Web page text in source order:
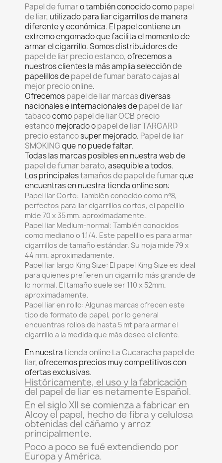
Papel de fumaro también conocido comopapel
de liar, utilizado para liar cigarrillos de manera
diferente y económica. El papel contiene un
extremo engomado que facilita el momento de
armar el cigarrillo. Somos distribuidores de
papel de liar precio estanco,ofrecemos a
nuestros clientes la más amplia selección de
papelillos depapel de fumar barato cajasal
mejor precio online.
Ofrecemospapel de liar marcasdiversas
nacionales e internacionales depapel de liar
tabacocomopapel de liar OCB precio
estancomejorado opapel de liar TARGARD
precio estancosuper mejorado. Papel de liar
SMOKINGque no puede faltar.
Todas las marcas posibles en nuestra web de
papel de fumar barato, asequible a todos.
Los principalestamaños de papel de fumarque
encuentras en nuestra tienda online son:
Papel liar Corto: También conocido como nº8,
perfectos para liar cigarrillos cortos, el papelillo
mide 70 x 35 mm. aproximadamente.
Papel liar Medium-normal: También conocidos
como mediano o 1.1/4. Este papelillo es para armar
cigarrillos de tamaño estándar. Su hoja mide 79 x
44 mm. aproximadamente.
Papel liar largo King Size: El papel King Size es ideal
para quienes prefieren un cigarrillo más grande de
lo normal. El tamaño suele ser 110 x 52mm.
aproximadamente.
Papel liar en rollo: Algunas marcas ofrecen este
tipo de formato de papel, por lo general
encuentras rollos de hasta 5 mt para armar el
cigarrillo a la medida que más desee el cliente.
En nuestratienda online La Cucaracha papel de
liar, ofrecemos precios muy competitivos con
ofertas exclusivas.
Históricamente, el uso y la fabricación
del papel de liar es netamente Español.
En el siglo XII se comienza a fabricar en
Alcoy el papel, hecho de fibra y celulosa
obtenidas del cáñamo y arroz
principalmente.
Poco a poco se fué extendiendo por
Europa y América.